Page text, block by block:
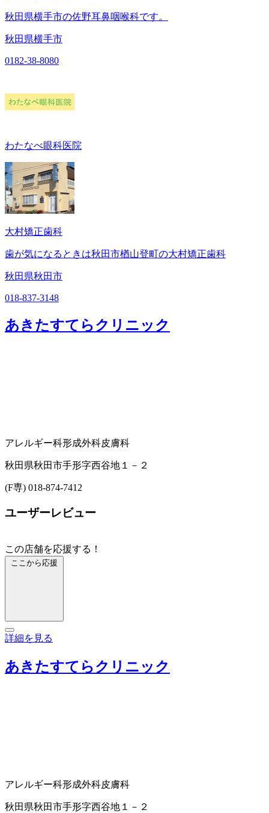
秋田県横手市の佐野耳鼻咽喉科です。
秋田県横手市
0182-38-8080
わたなべ眼科医院
大村矯正歯科
歯が気になるときは秋田市楢山登町の大村矯正歯科
秋田県秋田市
018-837-3148
あきたすてらクリニック
アレルギー科形成外科皮膚科
秋田県秋田市手形字西谷地１－２
(F専) 018-874-7412
ユーザーレビュー
この店舗を応援する！
ここから応援
詳細を見る
あきたすてらクリニック
アレルギー科形成外科皮膚科
秋田県秋田市手形字西谷地１－２